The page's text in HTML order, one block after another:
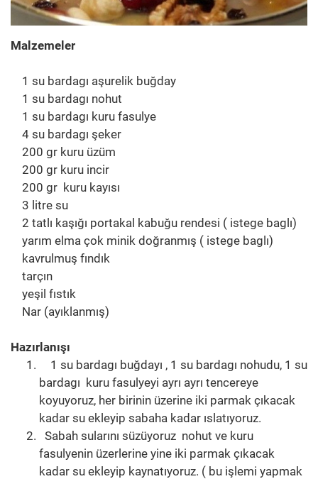
Malzemeler
1 su bardagı aşurelik buğday
1 su bardagı nohut
1 su bardagı kuru fasulye
4 su bardagı şeker
200 gr kuru üzüm
200 gr kuru incir
200 gr kuru kayısı
3 litre su
2 tatlı kaşığı portakal kabuğu rendesi ( istege baglı)
yarım elma çok minik doğranmış ( istege baglı)
kavrulmuş fındık
tarçın
yeşil fıstık
Nar (ayıklanmış)
Hazırlanışı
1 su bardagı buğdayı , 1 su bardagı nohudu, 1 su
bardagı kuru fasulyeyi ayrı ayrı tencereye
koyuyoruz, her birinin üzerine iki parmak çıkacak
kadar su ekleyip sabaha kadar ıslatıyoruz.
Sabah sularını süzüyoruz nohut ve kuru
fasulyenin üzerlerine yine iki parmak çıkacak
kadar su ekleyip kaynatıyoruz. ( bu işlemi yapmak